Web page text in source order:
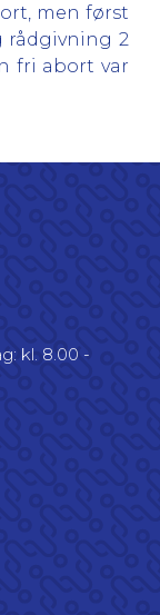
men først
rådgivning 2
fri abort var
kl. 8.00 -